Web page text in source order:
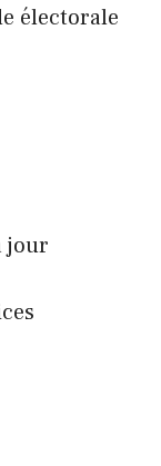
électorale
jour